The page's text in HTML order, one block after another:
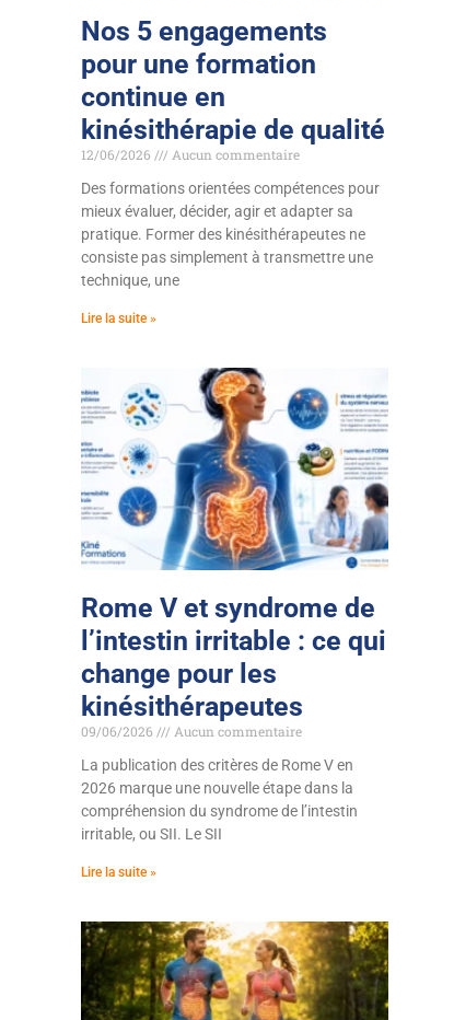
Nos 5 engagements
pour une formation
continue en
kinésithérapie de qualité
12/06/2026
Aucun commentaire
Des formations orientées compétences pour
mieux évaluer, décider, agir et adapter sa
pratique. Former des kinésithérapeutes ne
consiste pas simplement à transmettre une
technique, une
Lire la suite »
Rome V et syndrome de
l’intestin irritable : ce qui
change pour les
kinésithérapeutes
09/06/2026
Aucun commentaire
La publication des critères de Rome V en
2026 marque une nouvelle étape dans la
compréhension du syndrome de l’intestin
irritable, ou SII. Le SII
Lire la suite »